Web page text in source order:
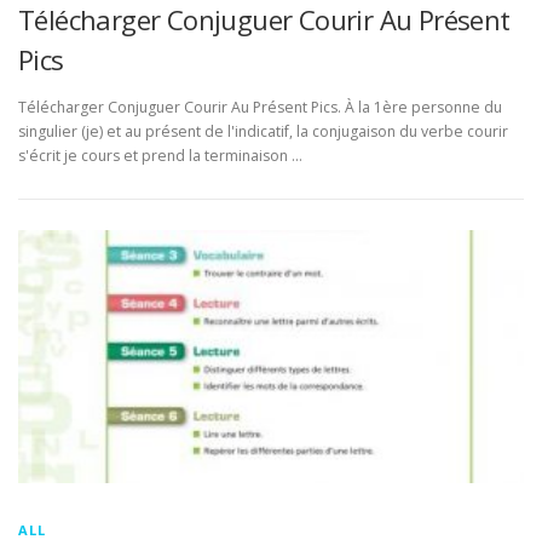
Télécharger Conjuguer Courir Au Présent
Pics
Télécharger Conjuguer Courir Au Présent Pics. À la 1ère personne du
singulier (je) et au présent de l'indicatif, la conjugaison du verbe courir
s'écrit je cours et prend la terminaison …
ALL